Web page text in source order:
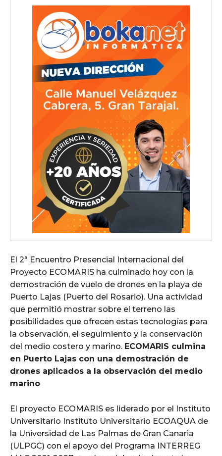
El 2ª Encuentro Presencial Internacional del
Proyecto ECOMARIS ha culminado hoy con la
demostración de vuelo de drones en la playa de
Puerto Lajas (Puerto del Rosario). Una actividad
que permitió mostrar sobre el terreno las
posibilidades que ofrecen estas tecnologías para
la observación, el seguimiento y la conservación
del medio costero y marino. ECOMARIS culmina
en Puerto Lajas con una demostración de
drones aplicados a la observación del medio
marino
El proyecto ECOMARIS es liderado por el Instituto
Universitario Instituto Universitario ECOAQUA de
la Universidad de Las Palmas de Gran Canaria
(ULPGC) con el apoyo del Programa INTERREG